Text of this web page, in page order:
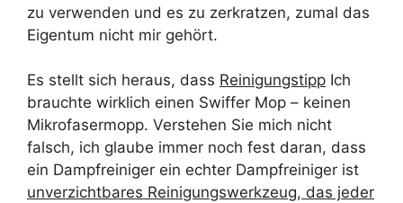
zu verwenden und es zu zerkratzen, zumal das
Eigentum nicht mir gehört.
Es stellt sich heraus, dass Reinigungstipp Ich
brauchte wirklich einen Swiffer Mop – keinen
Mikrofasermopp. Verstehen Sie mich nicht
falsch, ich glaube immer noch fest daran, dass
ein Dampfreiniger ein echter Dampfreiniger ist
unverzichtbares Reinigungswerkzeug, das jeder